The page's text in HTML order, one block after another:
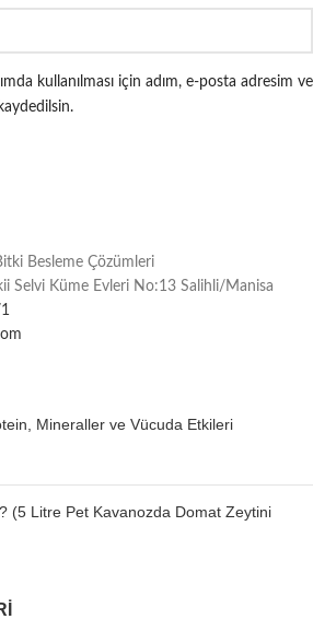
kullanılması için adım, e-posta adresim ve
Besleme Çözümleri
Selvi Küme Evleri No:13 Salihli/Manisa
Mineraller ve Vücuda Etkileri
(5 Litre Pet Kavanozda Domat Zeytini